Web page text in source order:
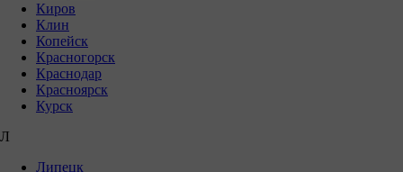
Киров
Клин
Копейск
Красногорск
Краснодар
Красноярск
Курск
Л
Липецк